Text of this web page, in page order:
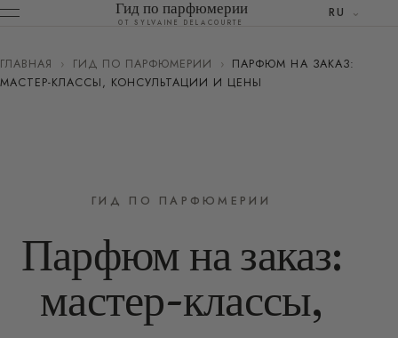
Гид по парфюмерии
ОТ SYLVAINE DELACOURTE
RU
ГЛАВНАЯ › ГИД ПО ПАРФЮМЕРИИ › ПАРФЮМ НА ЗАКАЗ:
МАСТЕР-КЛАССЫ, КОНСУЛЬТАЦИИ И ЦЕНЫ
ГИД ПО ПАРФЮМЕРИИ
Парфюм на заказ:
мастер-классы,